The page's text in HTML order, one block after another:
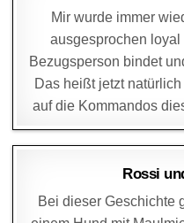
Mir wurde immer
ausgesprochen
Bezugsperson bindet
Das heißt jetzt
auf die Kommandos
DAGMAR
Rossi
Bei dieser Geschichte